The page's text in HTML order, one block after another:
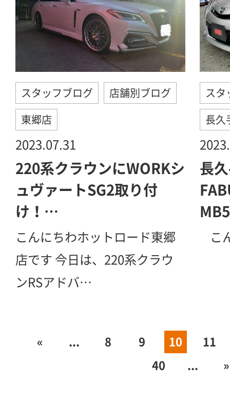
スタッフブログ 店舗別ブログ
東郷店
2023.07.31
220系クラウンにWORKシ
ュヴァートSG2取り付
け！…
こんにちわホットロード東郷
店です 今日は、220系クラウ
ンRSアドバ…
スタ
長久
長
こ
« ... 8 9 10 11
40 ... »